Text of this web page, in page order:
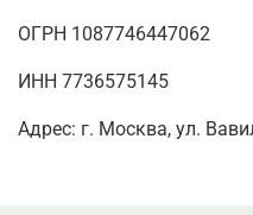
ОГРН 1087746447062
ИНН 7736575145
Адрес: г. Москва, ул.